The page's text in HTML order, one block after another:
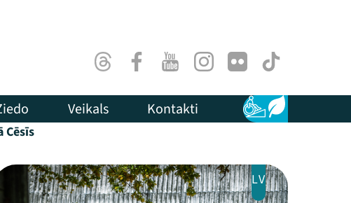
ThreadsFacebookYoutubeInstagram
Flick TikTok
Veikals Kontakti Pieejamība
Ilgtspēja
Cēsīs
LV